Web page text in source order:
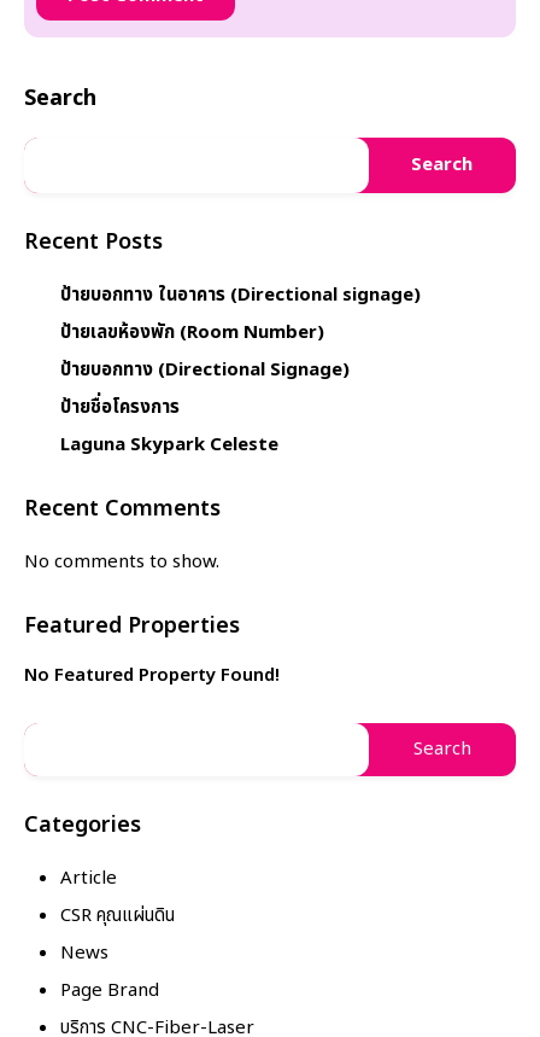
Search
Search
Recent Posts
ป้ายบอกทาง ในอาคาร (Directional signage)
ป้ายเลขห้องพัก (Room Number)
ป้ายบอกทาง (Directional Signage)
ป้ายชื่อโครงการ
Laguna Skypark Celeste
Recent Comments
No comments to show.
Featured Properties
No Featured Property Found!
Categories
Article
CSR คุณแผ่นดิน
News
Page Brand
บริการ CNC-Fiber-Laser